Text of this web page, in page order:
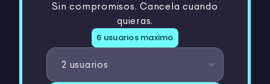
Sin compromisos. Cancela cuando
quieras.
6 usuarios maximo